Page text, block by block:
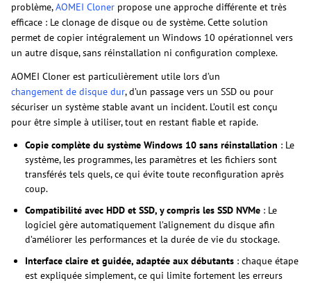
problème,AOMEI Cloner propose une approche différente et très
efficace : Le clonage de disque ou de système. Cette solution
permet de copier intégralement un Windows 10 opérationnel vers
un autre disque, sans réinstallation ni configuration complexe.
AOMEI Cloner est particulièrement utile lors d’un
changement de disque dur, d’un passage vers un SSD ou pour
sécuriser un système stable avant un incident. L’outil est conçu
pour être simple à utiliser, tout en restant fiable et rapide.
Copie complète du système Windows 10 sans réinstallation : Le
système, les programmes, les paramètres et les fichiers sont
transférés tels quels, ce qui évite toute reconfiguration après
coup.
Compatibilité avec HDD et SSD, y compris les SSD NVMe : Le
logiciel gère automatiquement l’alignement du disque afin
d’améliorer les performances et la durée de vie du stockage.
Interface claire et guidée, adaptée aux débutants : chaque étape
est expliquée simplement, ce qui limite fortement les erreurs